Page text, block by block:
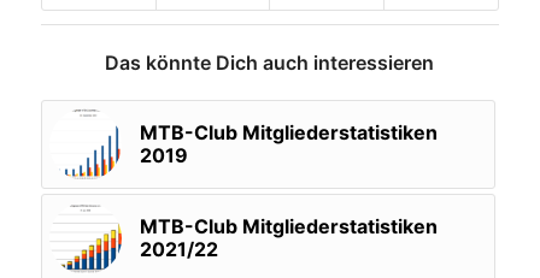
Das könnte Dich auch interessieren
MTB-Club Mitgliederstatistiken
2019
MTB-Club Mitgliederstatistiken
2021/22